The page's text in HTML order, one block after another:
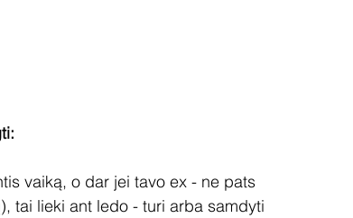
vaiką, o dar jei tavo ex - ne pats
tai lieki ant ledo - turi arba samdyti